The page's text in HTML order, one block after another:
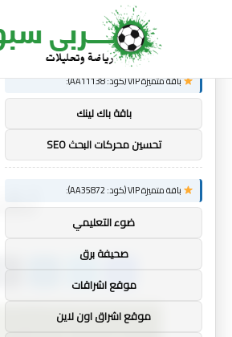
الجديد ساندرو تونالي: أقنعه
فيسبوك
توصيات : ×
باقة متميزة VIP (كود: AA11138):
باقة باك لينك
تحسين محركات البحث SEO
باقة متميزة VIP (كود: AA35872):
ضوء التعليمي
صحيفة برق
موقع اشراقات
موقع اشراق اون لاين